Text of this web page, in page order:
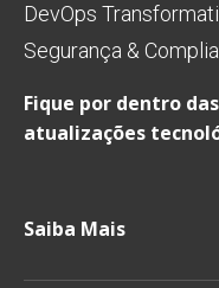
DevOps
Segurança &
Fique por dentro
atualizações
Saiba Mais